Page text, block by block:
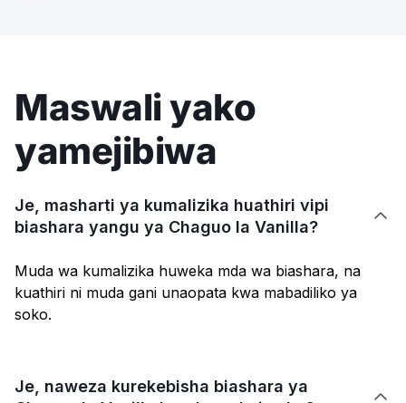
Maswali yako
yamejibiwa
Je, masharti ya kumalizika huathiri vipi
biashara yangu ya Chaguo la Vanilla?

Muda wa kumalizika huweka mda wa biashara, na
kuathiri ni muda gani unaopata kwa mabadiliko ya
soko.
Je, naweza kurekebisha biashara ya
